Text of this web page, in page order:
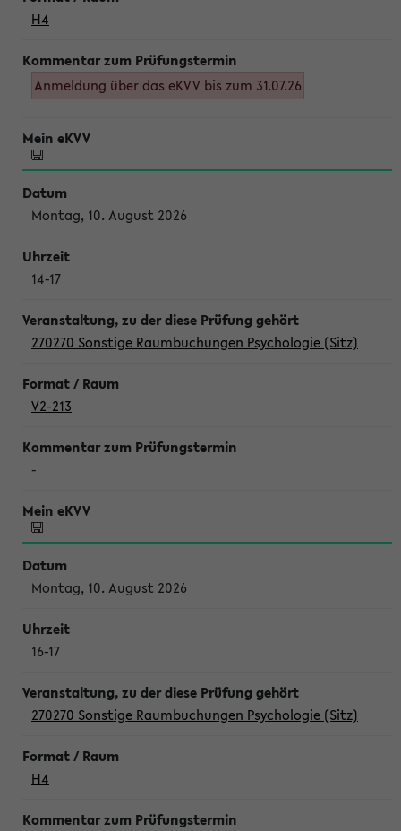
H4
Anmeldung über das eKVV bis zum 31.07.26
Montag, 10. August 2026
14-17
270270 Sonstige Raumbuchungen Psychologie (Sitz)
V2-213
-
Montag, 10. August 2026
16-17
270270 Sonstige Raumbuchungen Psychologie (Sitz)
H4